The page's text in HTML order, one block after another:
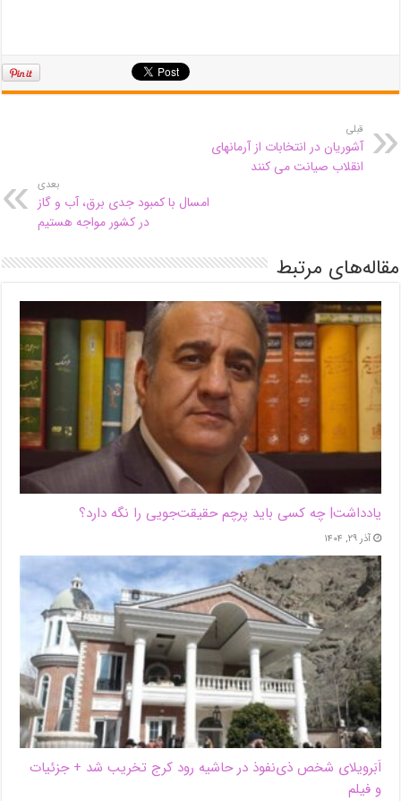
قبلی
آشوریان در انتخابات از آرمانهای
انقلاب صیانت می کنند
بعدی
امسال با کمبود جدی برق، آب و گاز
در کشور مواجه هستیم
مقاله‌های مرتبط
یادداشت| ‌چه کسی باید پرچم حقیقت‌جویی را نگه دارد؟
آذر ۲۹, ۱۴۰۴
اَبَر‌ویلای شخص ذی‌نفوذ در حاشیه‌ رود کرج تخریب شد + جزئیات
و فیلم